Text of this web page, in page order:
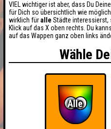
VIEL wichtiger ist aber, dass Du
für Dich so übersichtlich wie
wirklich füralle Städte
Klick auf das X oben rechts. Du
auf das Wappen ganz oben links
Wähle
Alle